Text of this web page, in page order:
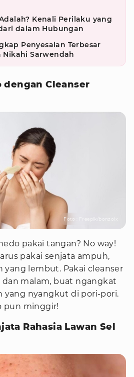
Kenali Perilaku yang
dalam Hubungan
Penyesalan Terbesar
Nikahi Sarwendah
dengan Cleanser
Foto : Freepik/bonzoix
pakai tangan? No way!
pakai senjata ampuh,
yang lembut. Pakai cleanser
dan malam, buat ngangkat
yang nyangkut di pori-pori.
pun minggir!
Rahasia Lawan Sel